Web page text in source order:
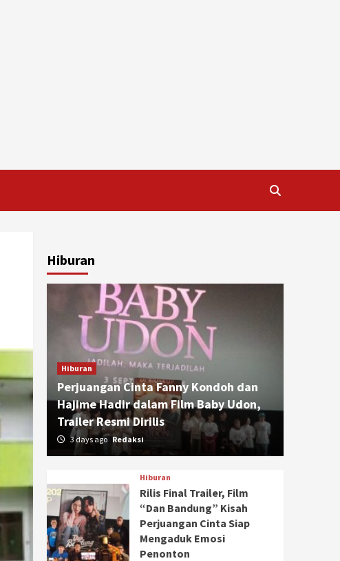
Hiburan
Hiburan
Perjuangan Cinta Fanny Kondoh dan
Hajime Hadir dalam Film Baby Udon,
Trailer Resmi Dirilis
3 days ago Redaksi
Hiburan
Rilis Final Trailer, Film
“Dan Bandung” Kisah
Perjuangan Cinta Siap
Mengaduk Emosi
Penonton